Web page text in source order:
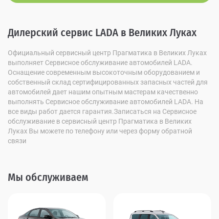
Дилерский сервис LADA в Великих Луках
Официальный сервисный центр Прагматика в Великих Луках
выполняет Сервисное обслуживание автомобилей LADA.
Оснащение современным высокоточным оборудованием и
собственный склад сертифицированных запасных частей для
автомобилей дает нашим опытным мастерам качественно
выполнять Сервисное обслуживание автомобилей LADA. На
все виды работ дается гарантия.Записаться на Сервисное
обслуживание в сервисный центр Прагматика в Великих
Луках Вы можете по телефону или через форму обратной
связи
Мы обслуживаем